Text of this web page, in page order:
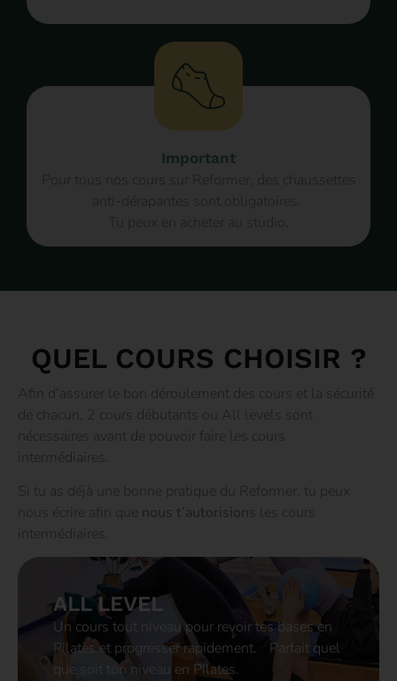
Important
QUEL COURS CHOISIR ?
Afin d’assurer le bon déroulement des cours et la sécurité
de chacun, 2 cours débutants ou All levels sont
nécessaires avant de pouvoir faire les cours
intermédiaires.
Si tu as déjà une bonne pratique du Reformer, tu peux
nous écrire afin que
nous t’autorisions les cours
intermédiaires.
ALL LEVEL
Un cours tout niveau pour revoir tes bases en
Pilates et progresser rapidement. Parfait quel
que soit ton niveau en Pilates.